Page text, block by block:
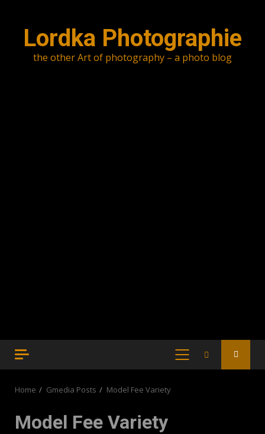
Lordka Photographie
the other Art of photography – a photo blog
PRIMARY
Home Gmedia Posts Model Fee Variety
Model Fee Variety